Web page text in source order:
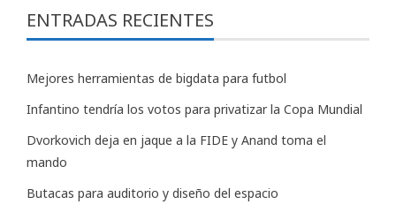
ENTRADAS RECIENTES
Mejores herramientas de bigdata para futbol
Infantino tendría los votos para privatizar la Copa Mundial
Dvorkovich deja en jaque a la FIDE y Anand toma el
mando
Butacas para auditorio y diseño del espacio